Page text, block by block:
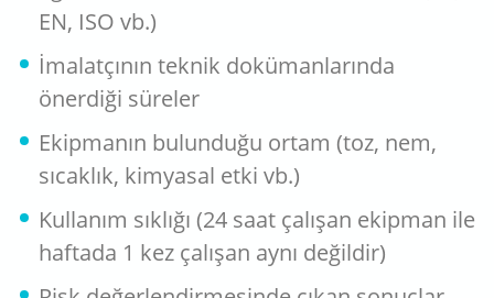
EN, ISO vb.)
İmalatçının teknik dokümanlarında
önerdiği süreler
Ekipmanın bulunduğu ortam (toz, nem,
sıcaklık, kimyasal etki vb.)
Kullanım sıklığı (24 saat çalışan ekipman ile
haftada 1 kez çalışan aynı değildir)